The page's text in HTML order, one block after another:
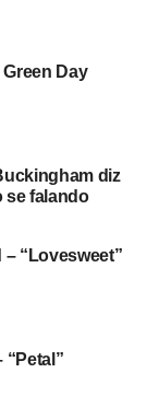
Green Day
diz
se falando
“Lovesweet”
“Petal”